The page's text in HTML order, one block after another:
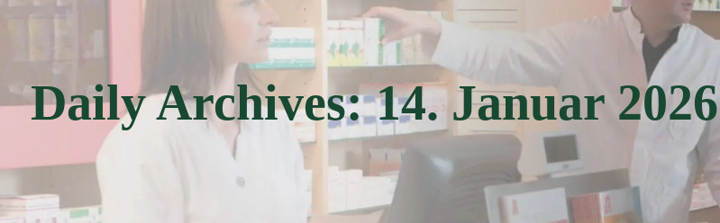
Daily Archives: 14. Januar 2026